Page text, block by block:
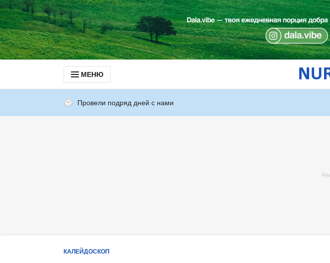
МЕНЮ
Провели подряд дней с нами
КАЛЕЙДОСКОП